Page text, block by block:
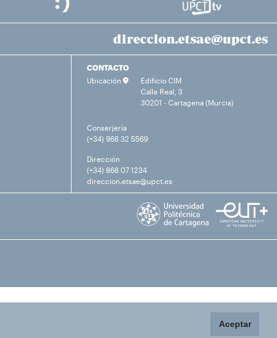
Aceptar
direccion.etsae@upct.es
CONTACTO
Ubicación
Edificio CIM
Calle Real, 3
30201 - Cartagena (Murcia)
Conserjería
(+34) 968 32 5569
Dirección
(+34) 868 07 1234
direccion.etsae@upct.es